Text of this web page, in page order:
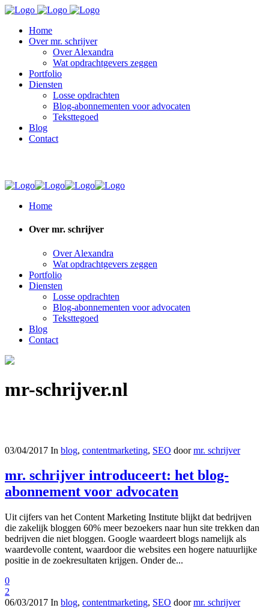
Home
Over mr. schrijver
Over Alexandra
Wat opdrachtgevers zeggen
Portfolio
Diensten
Losse opdrachten
Blog-abonnementen voor advocaten
Teksttegoed
Blog
Contact
Home
Over mr. schrijver
Over Alexandra
Wat opdrachtgevers zeggen
Portfolio
Diensten
Losse opdrachten
Blog-abonnementen voor advocaten
Teksttegoed
Blog
Contact
mr-schrijver.nl
03/04/2017 In blog, contentmarketing, SEO door mr. schrijver
mr. schrijver introduceert: het blog-
abonnement voor advocaten
Uit cijfers van het Content Marketing Institute blijkt dat bedrijven
die zakelijk bloggen 60% meer bezoekers naar hun site trekken dan
bedrijven die niet bloggen. Google waardeert blogs namelijk als
waardevolle content, waardoor die websites een hogere natuurlijke
positie in de zoekresultaten krijgen. Onder de...
0
2
06/03/2017 In blog, contentmarketing, SEO door mr. schrijver